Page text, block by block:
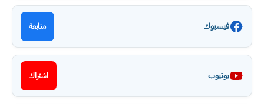
فيسبوك متابعة
يوتيوب اشتراك